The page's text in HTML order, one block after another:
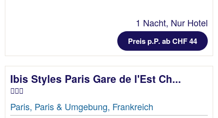
1 Nacht, Nur Hotel
Preis p.P. ab CHF 44
Ibis Styles Paris Gare de l'Est Ch...
Paris, Paris & Umgebung, Frankreich